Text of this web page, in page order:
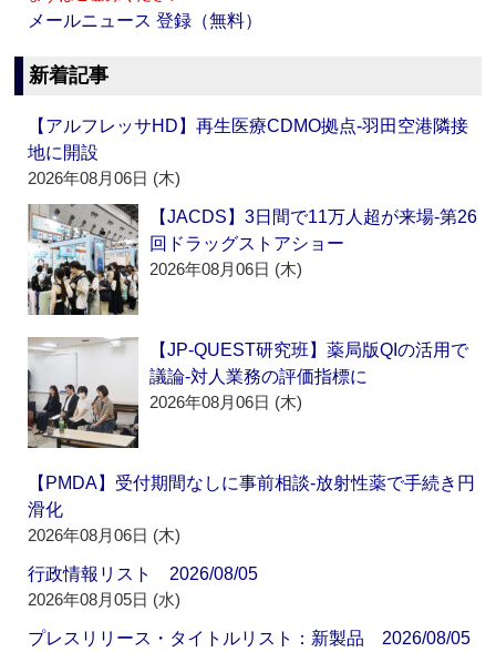
メールニュース 登録（無料）
新着記事
【アルフレッサHD】再生医療CDMO拠点‐羽田空港隣接
地に開設
2026年08月06日 (木)
【JACDS】3日間で11万人超が来場‐第26
回ドラッグストアショー
2026年08月06日 (木)
【JP-QUEST研究班】薬局版QIの活用で
議論‐対人業務の評価指標に
2026年08月06日 (木)
【PMDA】受付期間なしに事前相談‐放射性薬で手続き円
滑化
2026年08月06日 (木)
行政情報リスト 2026/08/05
2026年08月05日 (水)
プレスリリース・タイトルリスト：新製品 2026/08/05